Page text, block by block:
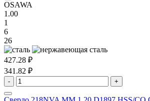
OSAWA
1.00
1
6
26
427.28 ₽
341.82 ₽
- +